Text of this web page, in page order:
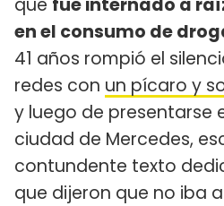
en el consumo de
41 años rompió el
redes con un pícaro y
y luego de presentarse
ciudad de Mercedes,
contundente texto
que dijeron que no iba